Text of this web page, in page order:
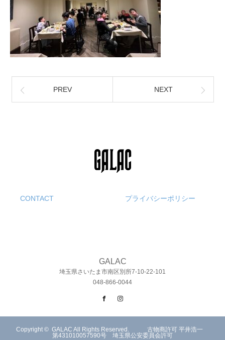
PREV NEXT
CONTACT プライバシーポリシー
GALAC
埼玉県さいたま市南区別所7-10-22-101
048-866-0044
Facebook
Copyright © GALAC All Rights Reserved. 古物商許可 平井浩一
第431010057590号 埼玉県公安委員会許可